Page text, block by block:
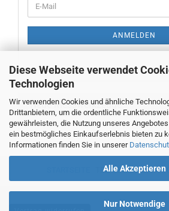
Diese Webseite verwendet
Technologien
Wir verwenden Cookies und ähnliche
Drittanbietern, um die ordentliche
gewährleisten, die Nutzung unseres
ein bestmögliches Einkaufserlebnis bieten zu
Informationen finden Sie in unserer
Alle Akzeptieren
Nur Notwendige
ZUR
E-
Mail
ANMELDEN
Neue Messwerkzeuge
TEL.